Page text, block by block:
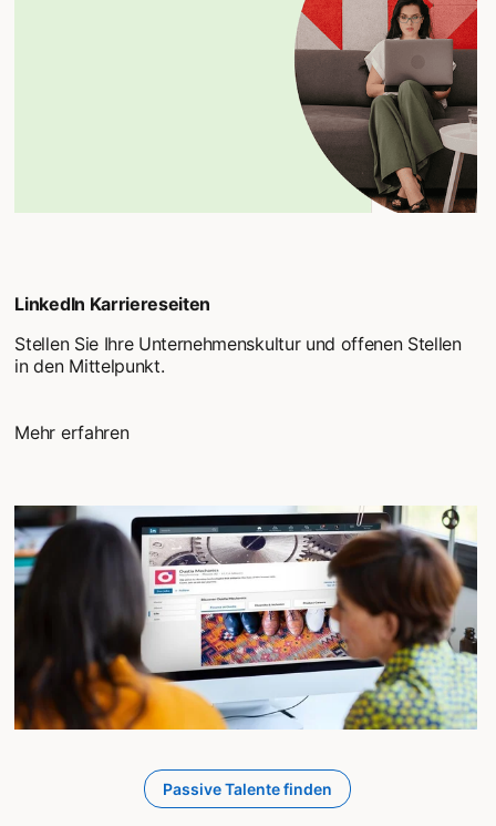
LinkedIn Karriereseiten
Stellen Sie Ihre Unternehmenskultur und offenen Stellen
in den Mittelpunkt.
Mehr erfahren
Passive Talente finden